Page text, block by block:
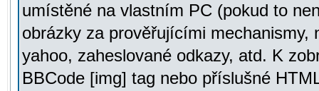
umístěné na vlastním PC (pokud to
obrázky za prověřujícími mechanismy,
yahoo, zaheslované odkazy, atd. K
BBCode [img] tag nebo příslušné